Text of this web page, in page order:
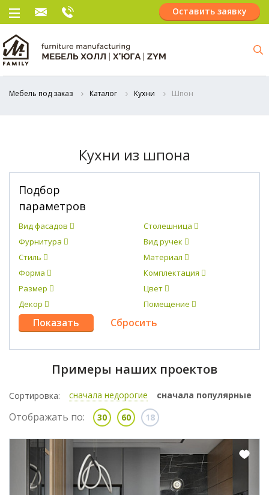
Оставить заявку
Мебель под заказ Каталог Кухни Шпон
Кухни из шпона
Подбор
параметров
Вид фасадов
Столешница
Фурнитура
Вид ручек
Стиль
Материал
Форма
Комплектация
Размер
Цвет
Декор
Помещение
Примеры наших проектов
Сортировка: сначала популярные
сначала недорогие
Отображать по: 30 60 18